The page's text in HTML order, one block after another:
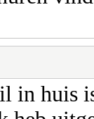
in huis